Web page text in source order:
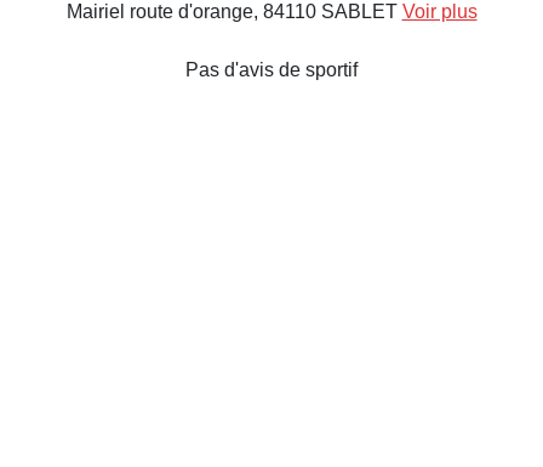
Mairiel route d'orange, 84110 SABLET Voir plus
Pas d'avis de sportif